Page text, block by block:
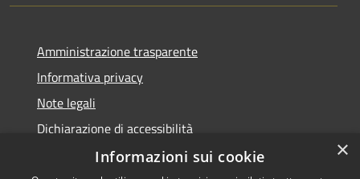
Amministrazione trasparente
Informativa privacy
Note legali
Dichiarazione di accessibilità
×
Informazioni sui cookie